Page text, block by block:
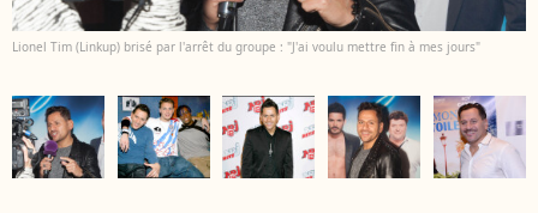
Lionel Tim (Linkup) brisé par l'arrêt du groupe : "J'ai voulu mettre fin à mes jours"